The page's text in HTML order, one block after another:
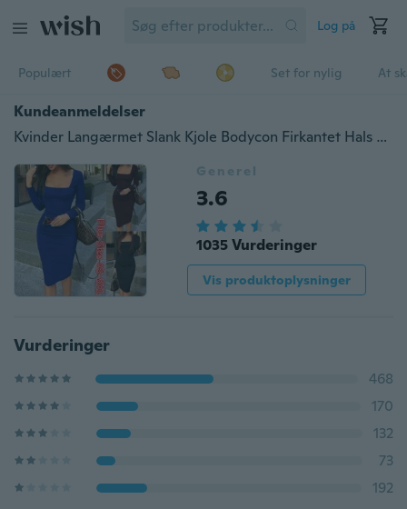
Log på
Populært Set for nylig At
Kundeanmeldelser
Kvinder Langærmet Slank Kjole Bodycon Firkantet Hals Kjole Plus Størrelse XS-8XL
Generel
3.6
1035 Vurderinger
Vis produktoplysninger
Vurderinger
468
170
132
73
192